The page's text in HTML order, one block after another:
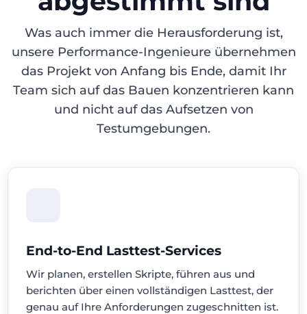
Was auch immer die Herausforderung ist,
unsere Performance-Ingenieure übernehmen
das Projekt von Anfang bis Ende, damit Ihr
Team sich auf das Bauen konzentrieren kann
und nicht auf das Aufsetzen von
Testumgebungen.
End-to-End Lasttest-Services
Wir planen, erstellen Skripte, führen aus und
berichten über einen vollständigen Lasttest, der
genau auf Ihre Anforderungen zugeschnitten ist.